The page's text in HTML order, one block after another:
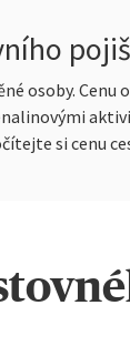
osoby.
si cenu